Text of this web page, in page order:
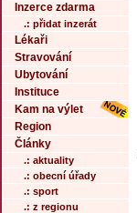
Inzerce zdarma
.: přidat inzerát
Lékaři
Stravování
Ubytování
Instituce
Kam na výlet
Region
Články
.: aktuality
.: obecní úřady
.: sport
.: z regionu